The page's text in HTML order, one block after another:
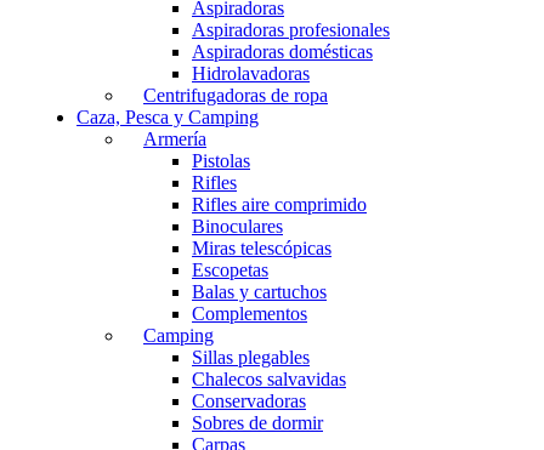
Aspiradoras
Aspiradoras profesionales
Aspiradoras domésticas
Hidrolavadoras
Centrifugadoras de ropa
Caza, Pesca y Camping
Armería
Pistolas
Rifles
Rifles aire comprimido
Binoculares
Miras telescópicas
Escopetas
Balas y cartuchos
Complementos
Camping
Sillas plegables
Chalecos salvavidas
Conservadoras
Sobres de dormir
Carpas